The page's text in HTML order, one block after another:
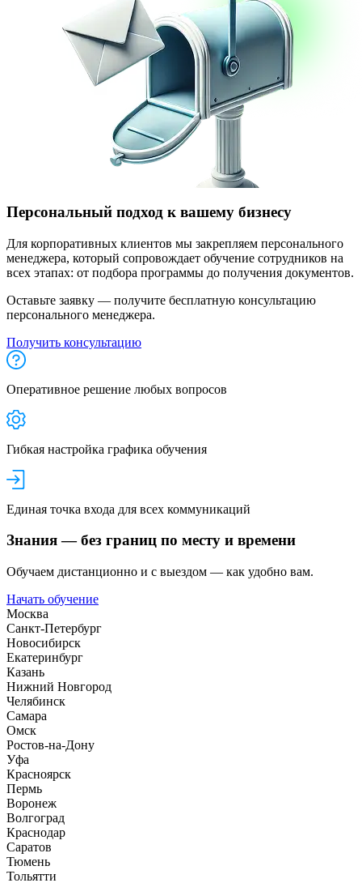
Персональный подход к вашему бизнесу
Для корпоративных клиентов мы закрепляем персонального
менеджера, который сопровождает обучение сотрудников на
всех этапах: от подбора программы до получения документов.
Оставьте заявку — получите бесплатную консультацию
персонального менеджера.
Получить консультацию
Оперативное решение любых вопросов
Гибкая настройка графика обучения
Единая точка входа для всех коммуникаций
Знания — без границ по месту и времени
Обучаем дистанционно и с выездом — как удобно вам.
Начать обучение
Москва
Санкт-Петербург
Новосибирск
Екатеринбург
Казань
Нижний Новгород
Челябинск
Самара
Омск
Ростов-на-Дону
Уфа
Красноярск
Пермь
Воронеж
Волгоград
Краснодар
Саратов
Тюмень
Тольятти